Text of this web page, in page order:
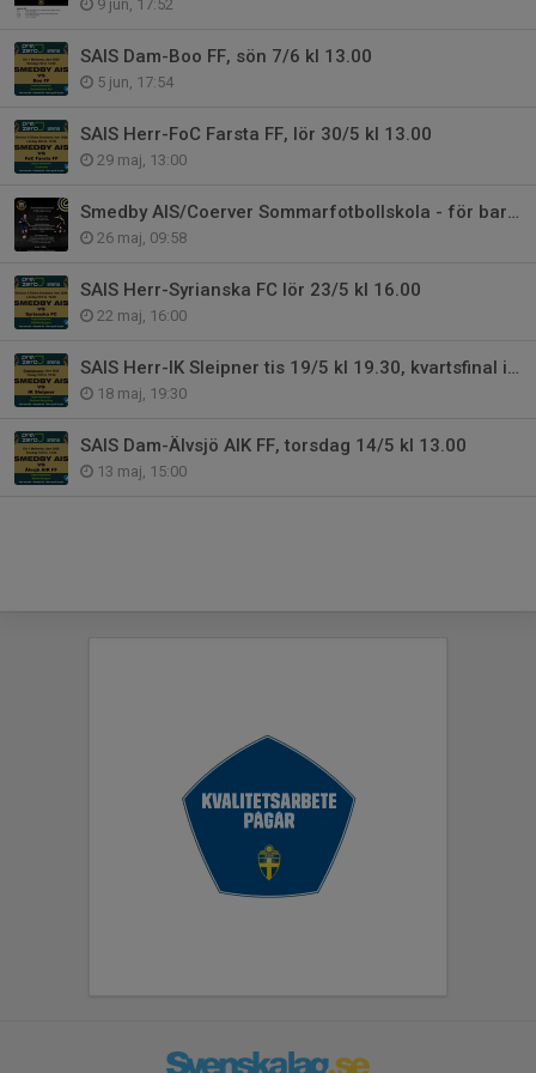
9 jun, 17:52
SAIS Dam-Boo FF, sön 7/6 kl 13.00
5 jun, 17:54
SAIS Herr-FoC Farsta FF, lör 30/5 kl 13.00
29 maj, 13:00
Smedby AIS/Coerver Sommarfotbollskola - för barn födda 2014-2019
26 maj, 09:58
SAIS Herr-Syrianska FC lör 23/5 kl 16.00
22 maj, 16:00
SAIS Herr-IK Sleipner tis 19/5 kl 19.30, kvartsfinal i Östgötacupen
18 maj, 19:30
SAIS Dam-Älvsjö AIK FF, torsdag 14/5 kl 13.00
13 maj, 15:00